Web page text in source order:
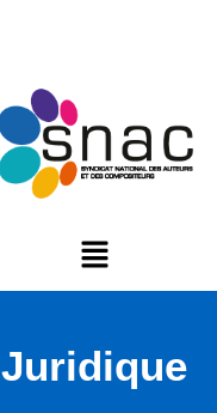
Juridique